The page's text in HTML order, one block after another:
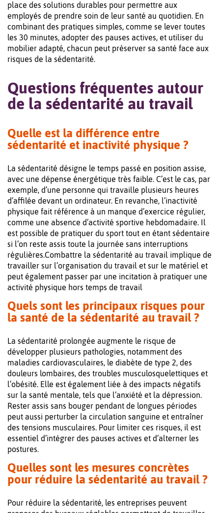
place des solutions durables pour permettre aux
employés de prendre soin de leur santé au quotidien. En
combinant des pratiques simples, comme se lever toutes
les 30 minutes, adopter des pauses actives, et utiliser du
mobilier adapté, chacun peut préserver sa santé face aux
risques de la sédentarité.
Questions fréquentes autour
de la sédentarité au travail
Quelle est la différence entre
sédentarité et inactivité physique ?
La sédentarité désigne le temps passé en position assise,
avec une dépense énergétique très faible. C’est le cas, par
exemple, d’une personne qui travaille plusieurs heures
d’affilée devant un ordinateur. En revanche, l’inactivité
physique fait référence à un manque d’exercice régulier,
comme une absence d’activité sportive hebdomadaire. Il
est possible de pratiquer du sport tout en étant sédentaire
si l’on reste assis toute la journée sans interruptions
régulières.Combattre la sédentarité au travail implique de
travailler sur l’organisation du travail et sur le matériel et
peut également passer par une incitation à pratiquer une
activité physique hors temps de travail
Quels sont les principaux risques pour
la santé de la sédentarité au travail ?
La sédentarité prolongée augmente le risque de
développer plusieurs pathologies, notamment des
maladies cardiovasculaires, le diabète de type 2, des
douleurs lombaires, des troubles musculosquelettiques et
l’obésité. Elle est également liée à des impacts négatifs
sur la santé mentale, tels que l’anxiété et la dépression.
Rester assis sans bouger pendant de longues périodes
peut aussi perturber la circulation sanguine et entraîner
des tensions musculaires. Pour limiter ces risques, il est
essentiel d’intégrer des pauses actives et d’alterner les
postures.
Quelles sont les mesures concrètes
pour réduire la sédentarité au travail ?
Pour réduire la sédentarité, les entreprises peuvent